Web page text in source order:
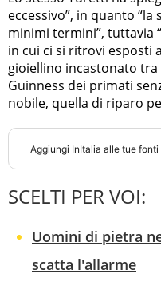
eccessivo”, in quanto
minimi termini”, tuttavia
in cui ci si ritrovi esposti
gioiellino incastonato
Guinness dei primati
nobile, quella di riparo
Aggiungi InItalia alle tue fonti
SCELTI PER VOI:
Uomini di pietra
scatta l'allarme